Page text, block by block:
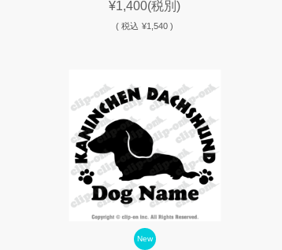
¥1,400(税別)
( 税込 ¥1,540 )
New